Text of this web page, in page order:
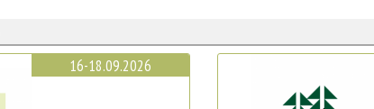
16-18.09.2026